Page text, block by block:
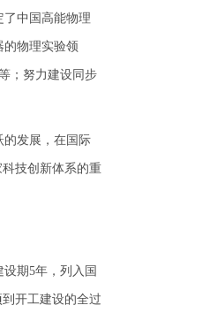
中国高能物理
的物理实验领
；努力建设同步
发展，在国际
技创新体系的重
期5年，列入国
开工建设的全过